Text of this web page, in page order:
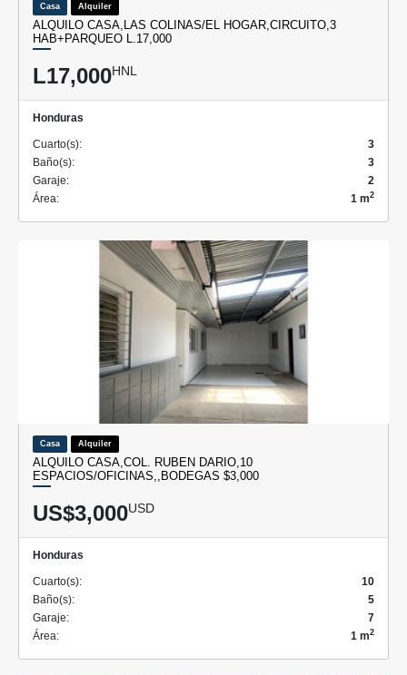
Casa Alquiler
ALQUILO CASA,LAS COLINAS/EL HOGAR,CIRCUITO,3
HAB+PARQUEO L.17,000
L17,000HNL
Honduras
Cuarto(s):
3
Baño(s):
3
Garaje:
2
Área:
1 m2
Casa Alquiler
ALQUILO CASA,COL. RUBEN DARIO,10
ESPACIOS/OFICINAS,,BODEGAS $3,000
US$3,000USD
Honduras
Cuarto(s):
10
Baño(s):
5
Garaje:
7
Área:
1 m2